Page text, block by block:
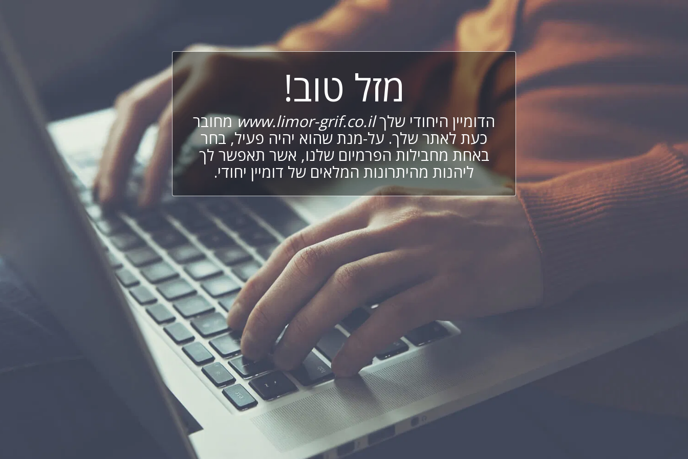
מזל טוב!
הדומיין היחודי שלךwww.limor-grif.co.ilמחובר
כעת לאתר שלך. על-מנת שהוא יהיה פעיל, בחר
באחת מחבילות הפרמיום שלנו, אשר תאפשר לך
ליהנות מהיתרונות המלאים של דומיין יחודי.